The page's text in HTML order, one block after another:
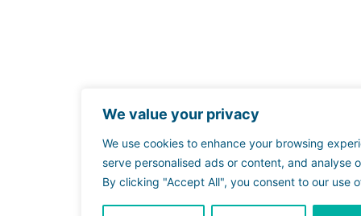
We value your privacy
We use cookies to enhance your browsing
serve personalised ads or content, and analyse
By clicking "Accept All", you consent to our use